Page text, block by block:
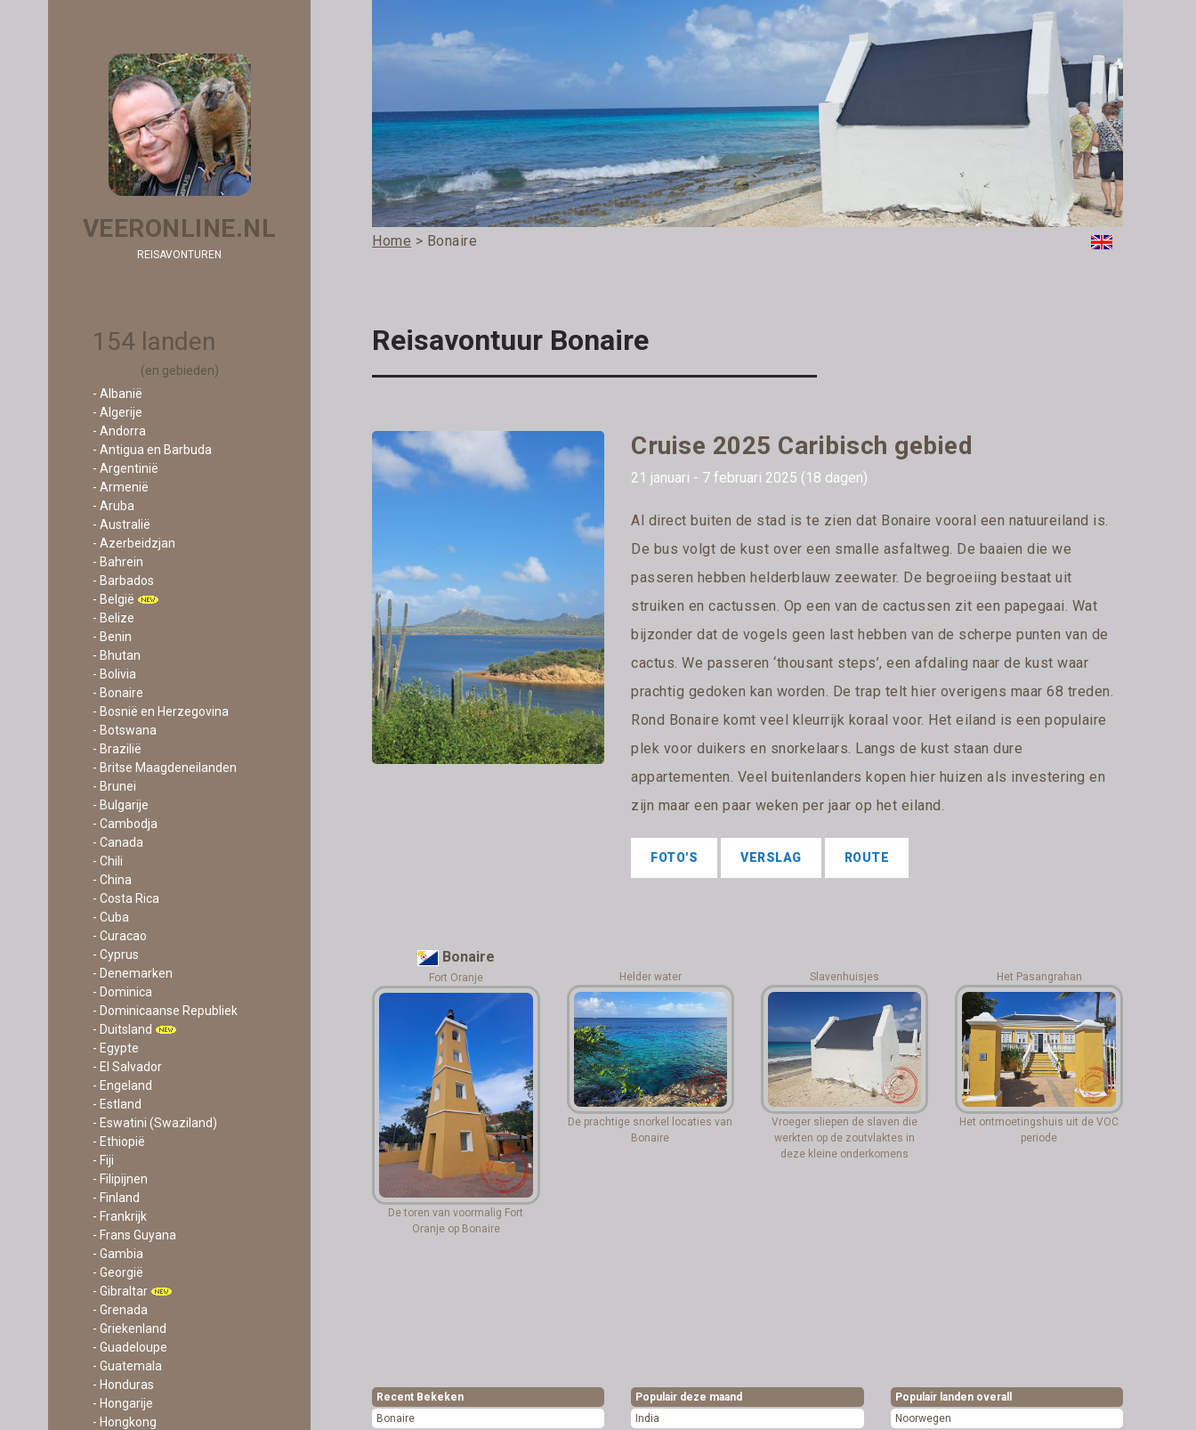
VEERONLINE.NL
REISAVONTUREN
154 landen
(en gebieden)
- Albanië
- Algerije
- Andorra
- Antigua en Barbuda
- Argentinië
- Armenië
- Aruba
- Australië
- Azerbeidzjan
- Bahrein
- Barbados
- België
- Belize
- Benin
- Bhutan
- Bolivia
- Bonaire
- Bosnië en Herzegovina
- Botswana
- Brazilië
- Britse Maagdeneilanden
- Brunei
- Bulgarije
- Cambodja
- Canada
- Chili
- China
- Costa Rica
- Cuba
- Curacao
- Cyprus
- Denemarken
- Dominica
- Dominicaanse Republiek
- Duitsland
- Egypte
- El Salvador
- Engeland
- Estland
- Eswatini (Swaziland)
- Ethiopië
- Fiji
- Filipijnen
- Finland
- Frankrijk
- Frans Guyana
- Gambia
- Georgië
- Gibraltar
- Grenada
- Griekenland
- Guadeloupe
- Guatemala
- Honduras
- Hongarije
- Hongkong
Home > Bonaire
Reisavontuur Bonaire
Cruise 2025 Caribisch gebied
21 januari - 7 februari 2025 (18 dagen)
Al direct buiten de stad is te zien dat Bonaire vooral een natuureiland is.
De bus volgt de kust over een smalle asfaltweg. De baaien die we
passeren hebben helderblauw zeewater. De begroeiing bestaat uit
struiken en cactussen. Op een van de cactussen zit een papegaai. Wat
bijzonder dat de vogels geen last hebben van de scherpe punten van de
cactus. We passeren ‘thousant steps’, een afdaling naar de kust waar
prachtig gedoken kan worden. De trap telt hier overigens maar 68 treden.
Rond Bonaire komt veel kleurrijk koraal voor. Het eiland is een populaire
plek voor duikers en snorkelaars. Langs de kust staan dure
appartementen. Veel buitenlanders kopen hier huizen als investering en
zijn maar een paar weken per jaar op het eiland.
FOTO'S VERSLAG ROUTE
Bonaire
Fort Oranje
De toren van voormalig Fort
Oranje op Bonaire
Helder water
De prachtige snorkel locaties van
Bonaire
Slavenhuisjes
Vroeger sliepen de slaven die
werkten op de zoutvlaktes in
deze kleine onderkomens
Het Pasangrahan
Het ontmoetingshuis uit de VOC
periode
Recent Bekeken
Bonaire
Populair deze maand
India
Populair landen overall
Noorwegen